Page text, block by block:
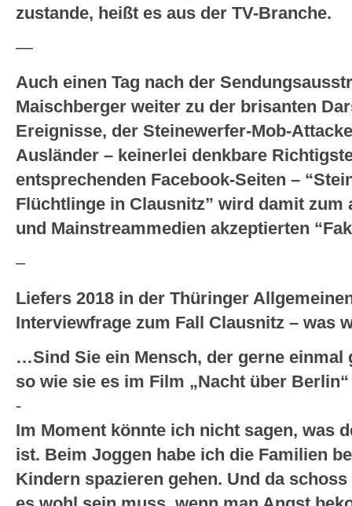
zustande, heißt es aus der TV-Branche.
—
Auch einen Tag nach der
Maischberger weiter zu der brisanten
Ereignisse, der Steinewerfer-Mob-
Ausländer – keinerlei denkbare
entsprechenden Facebook-Seiten –
Flüchtlinge in Clausnitz” wird damit zum
und Mainstreammedien akzeptierten
–
Liefers 2018 in der Thüringer
Interviewfrage zum Fall Clausnitz – was
…Sind Sie ein Mensch, der gerne einmal
so wie sie es im Film „Nacht über
-
Im Moment könnte ich nicht sagen, was
ist. Beim Joggen habe ich die Familien
Kindern spazieren gehen. Und da